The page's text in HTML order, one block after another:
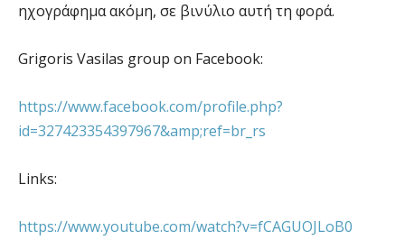
ηχογράφημα ακόμη, σε βινύλιο αυτή τη φορά.
Grigoris Vasilas group on Facebook:
https://www.facebook.com/profile.php?
id=327423354397967&amp;ref=br_rs
Links:
https://www.youtube.com/watch?v=fCAGUOJLoB0